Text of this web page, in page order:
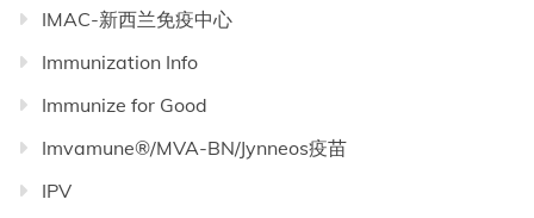
IMAC-新西兰免疫中心
Immunization Info
Immunize for Good
Imvamune®/MVA-BN/Jynneos疫苗
IPV